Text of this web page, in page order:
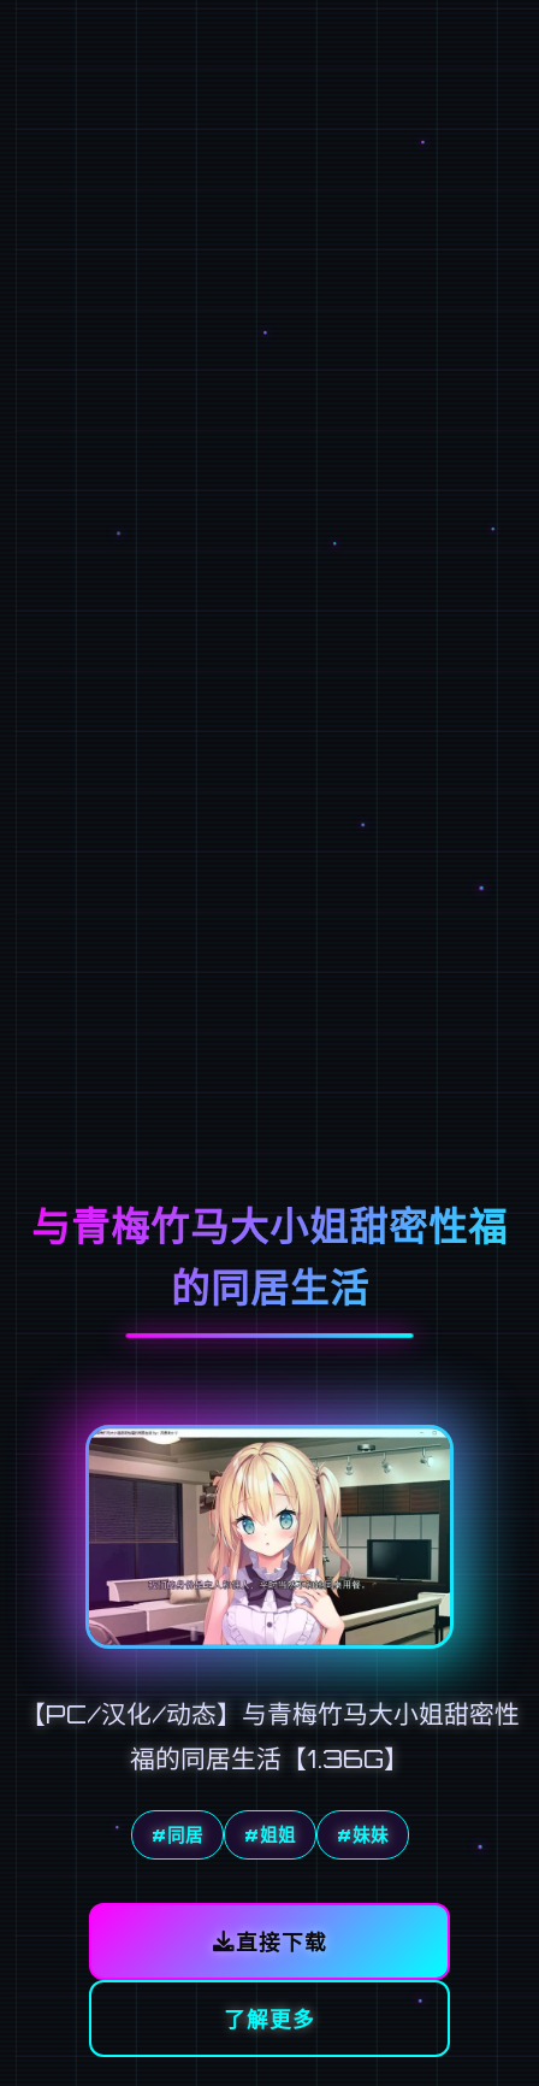
与青梅竹马大小姐甜密性福
的同居生活
【PC/汉化/动态】与青梅竹马大小姐甜密性
福的同居生活【1.36G】
#同居 #姐姐 #妹妹
直接下载
了解更多